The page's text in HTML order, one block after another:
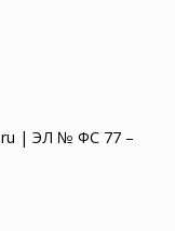
| ЭЛ № ФС 77 –